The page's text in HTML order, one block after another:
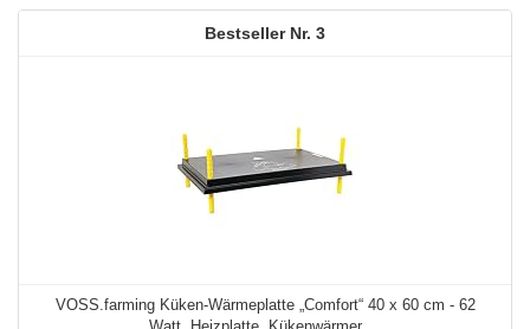
3
VOSS.farming Küken-Wärmeplatte „Comfort“ 40 x 60 cm - 62